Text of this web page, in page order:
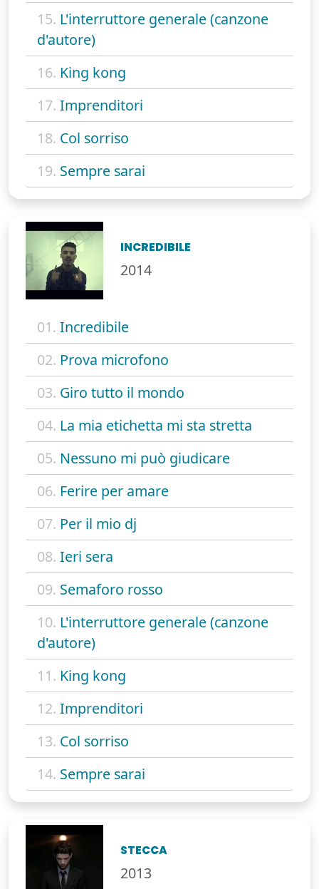
15. L'interruttore generale (canzone
d'autore)
16. King kong
17. Imprenditori
18. Col sorriso
19. Sempre sarai
INCREDIBILE
2014
01. Incredibile
02. Prova microfono
03. Giro tutto il mondo
04. La mia etichetta mi sta stretta
05. Nessuno mi può giudicare
06. Ferire per amare
07. Per il mio dj
08. Ieri sera
09. Semaforo rosso
10. L'interruttore generale (canzone
d'autore)
11. King kong
12. Imprenditori
13. Col sorriso
14. Sempre sarai
STECCA
2013